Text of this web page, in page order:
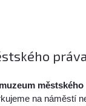
muzeum městského
na náměstí